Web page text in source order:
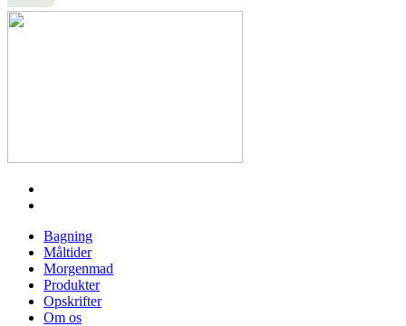
Bagning
Måltider
Morgenmad
Produkter
Opskrifter
Om os